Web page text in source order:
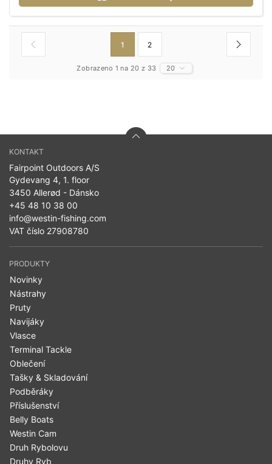
1 2
Zobrazeno 1 na 20 z 33 20
KONTAKT
Fairpoint Outdoors A/S
Gydevang 4, 1. floor
3450 Allerød - Dánsko
+45 48 10 38 00
info@westin-fishing.com
VAT číslo 27908780
PRODUKTY
Novinky
Nástrahy
Pruty
Navijáky
Vlasce
Terminal Tackle
Oblečení
Tašky & Skladování
Podběráky
Příslušenství
Belly Boats
Westin Cam
Druh Rybolovu
Druhy Ryb